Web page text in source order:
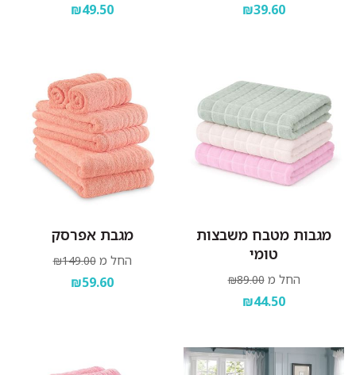
₪39.60
₪49.50
מגבות מטבח משבצות
טומי
החל מ ₪89.00
₪44.50
מגבת אפרסק
החל מ ₪149.00
₪59.60